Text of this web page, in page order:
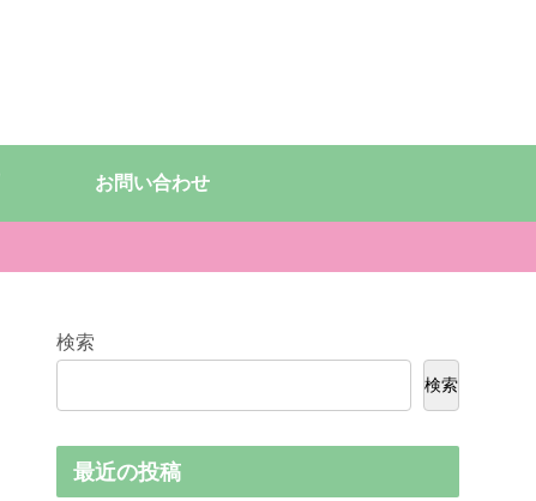
お問い合わせ
検索
検索
最近の投稿